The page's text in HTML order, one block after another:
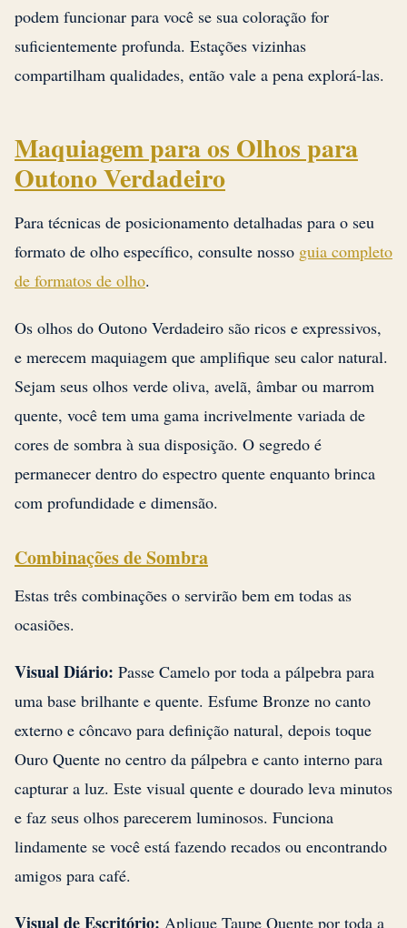
podem funcionar para você se sua coloração for
suficientemente profunda. Estações vizinhas
compartilham qualidades, então vale a pena explorá-las.
Maquiagem para os Olhos para
Outono Verdadeiro
Para técnicas de posicionamento detalhadas para o seu
formato de olho específico, consulte nosso guia completo
de formatos de olho.
Os olhos do Outono Verdadeiro são ricos e expressivos,
e merecem maquiagem que amplifique seu calor natural.
Sejam seus olhos verde oliva, avelã, âmbar ou marrom
quente, você tem uma gama incrivelmente variada de
cores de sombra à sua disposição. O segredo é
permanecer dentro do espectro quente enquanto brinca
com profundidade e dimensão.
Combinações de Sombra
Estas três combinações o servirão bem em todas as
ocasiões.
Visual Diário: Passe Camelo por toda a pálpebra para
uma base brilhante e quente. Esfume Bronze no canto
externo e côncavo para definição natural, depois toque
Ouro Quente no centro da pálpebra e canto interno para
capturar a luz. Este visual quente e dourado leva minutos
e faz seus olhos parecerem luminosos. Funciona
lindamente se você está fazendo recados ou encontrando
amigos para café.
Visual de Escritório: Aplique Taupe Quente por toda a